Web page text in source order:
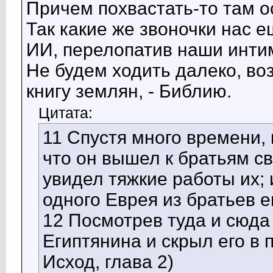
Причем похвастать-то там
Так какие же звоночки нас
ИИ, перелопатив наши
Не будем ходить далеко,
книгу землян, - Библию.
Цитата:
11 Спустя много
что он вышел к братьям
увидел тяжкие работы их;
одного Еврея из братьев
12 Посмотрев туда и сюда
Египтянина и скрыл его в
Исход, глава 2)